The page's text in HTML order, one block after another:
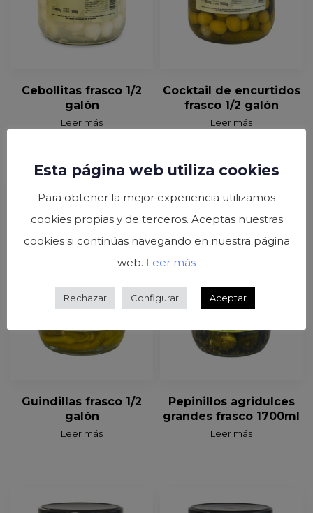
Cebollitas frasco 1/2
galón
Leer más
Cocktail de encurtidos
frasco 1/2 galón
Leer más
Guindillas frasco 1/2
galón
Leer más
Pepinillos agridulces
grandes frasco 1700ml
Leer más
Esta página web utiliza cookies
Para obtener la mejor experiencia utilizamos
cookies propias y de terceros. Aceptas nuestras
cookies si continúas navegando en nuestra página
web. Leer más
Rechazar Configurar Aceptar